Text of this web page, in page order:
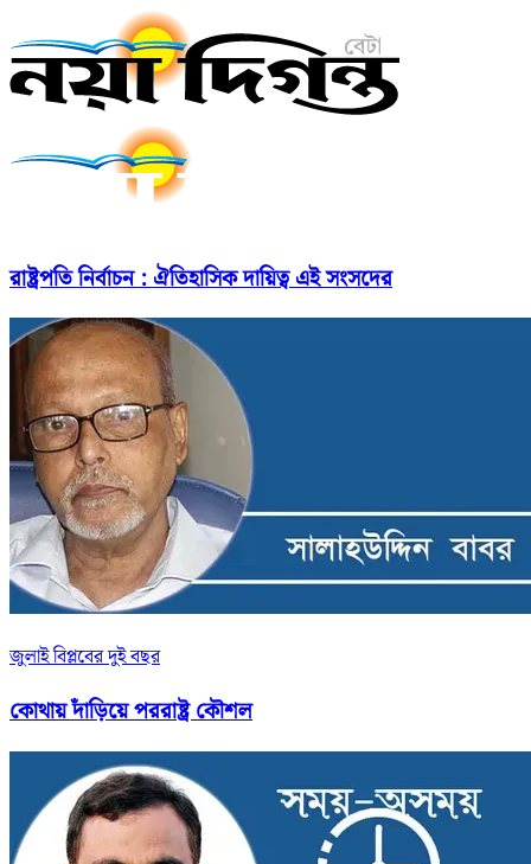
রাষ্ট্রপতি নির্বাচন : ঐতিহাসিক দায়িত্ব এই সংসদের
জুলাই বিপ্লবের দুই বছর
কোথায় দাঁড়িয়ে পররাষ্ট্র কৌশল